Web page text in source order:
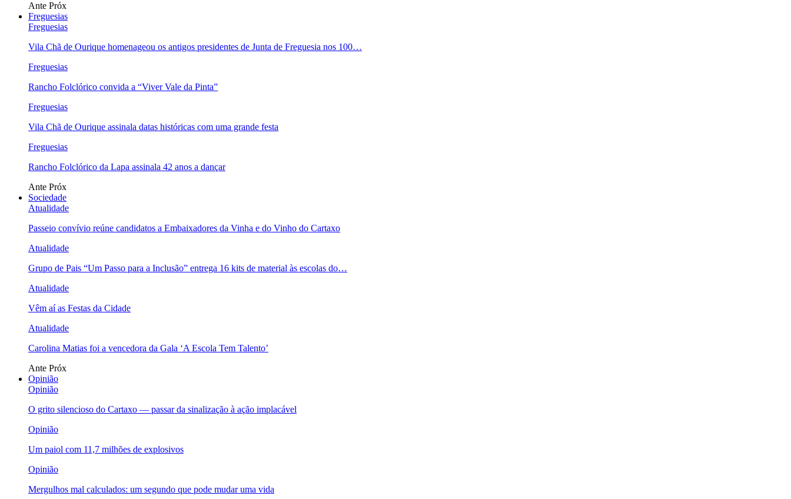
Ante Próx
Freguesias
Freguesias
Vila Chã de Ourique homenageou os antigos presidentes de Junta de Freguesia nos 100…
Freguesias
Rancho Folclórico convida a “Viver Vale da Pinta”
Freguesias
Vila Chã de Ourique assinala datas históricas com uma grande festa
Freguesias
Rancho Folclórico da Lapa assinala 42 anos a dançar
Ante Próx
Sociedade
Atualidade
Passeio convívio reúne candidatos a Embaixadores da Vinha e do Vinho do Cartaxo
Atualidade
Grupo de Pais “Um Passo para a Inclusão” entrega 16 kits de material às escolas do…
Atualidade
Vêm aí as Festas da Cidade
Atualidade
Carolina Matias foi a vencedora da Gala ‘A Escola Tem Talento’
Ante Próx
Opinião
Opinião
O grito silencioso do Cartaxo — passar da sinalização à ação implacável
Opinião
Um paiol com 11,7 milhões de explosivos
Opinião
Mergulhos mal calculados: um segundo que pode mudar uma vida